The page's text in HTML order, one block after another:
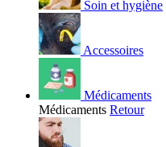
Soin et hygiène
Accessoires
Médicaments
Médicaments Retour